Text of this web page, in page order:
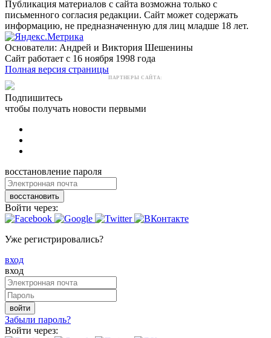
Публикация материалов с сайта возможна только с
письменного согласия редакции. Сайт может содержать
информацию, не предназначенную для лиц младше 18 лет.
Основатели: Андрей и Виктория Шешенины
Сайт работает с 16 ноября 1998 года
Полная версия страницы
ПАРТНЕРЫ САЙТА:
Подпишитесь
чтобы получать новости первыми
восстановление пароля
восстановить
Войти через:
Уже регистрировались?
вход
вход
войти
Забыли пароль?
Войти через: